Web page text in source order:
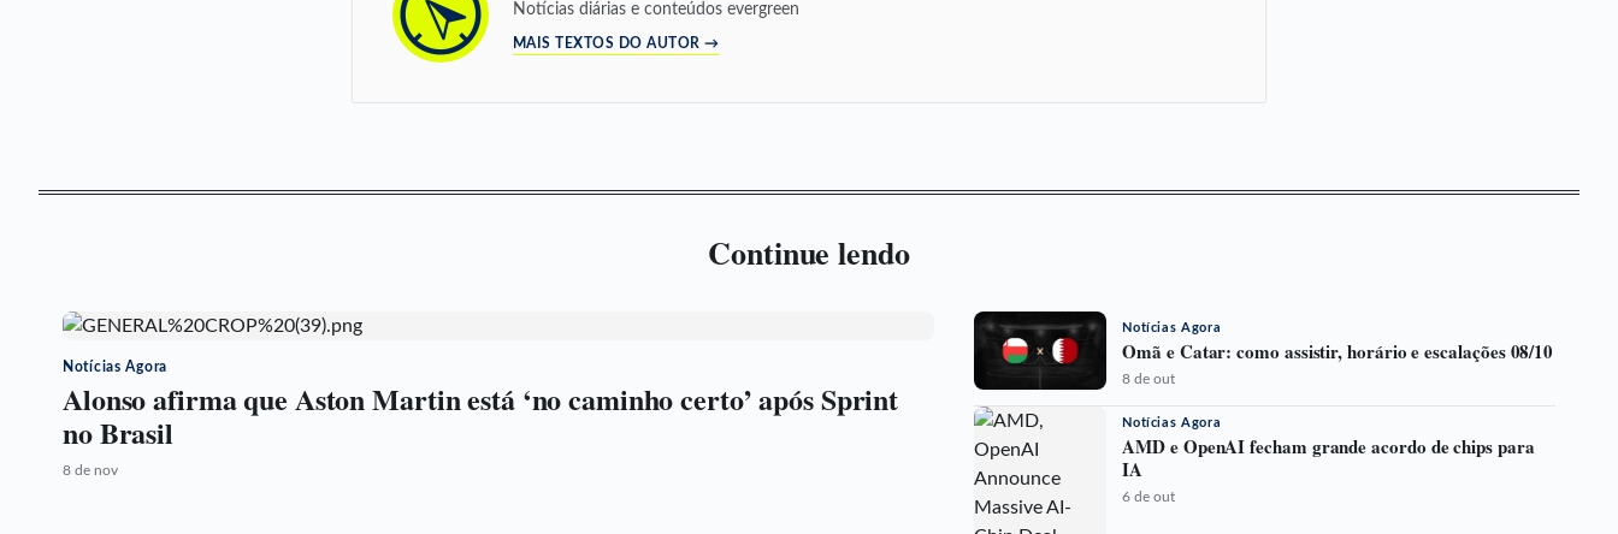
Notícias diárias e conteúdos evergreen
MAIS TEXTOS DO AUTOR →
Continue lendo
Notícias Agora
Alonso afirma que Aston Martin está ‘no caminho certo’ após Sprint
no Brasil
8 de nov
Notícias Agora
Omã e Catar: como assistir, horário e escalações 08/10
8 de out
Notícias Agora
AMD e OpenAI fecham grande acordo de chips para
IA
6 de out